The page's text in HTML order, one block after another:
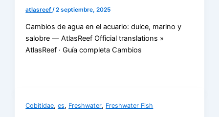
atlasreef /2 septiembre, 2025
Cambios de agua en el acuario: dulce, marino y
salobre — AtlasReef Official translations »
AtlasReef · Guía completa Cambios
Cobitidae,es, Freshwater, Freshwater Fish